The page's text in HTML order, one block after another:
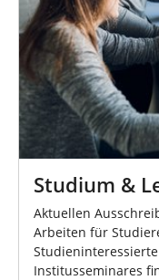
Studium &
Aktuellen
Arbeiten für
Institusseminares